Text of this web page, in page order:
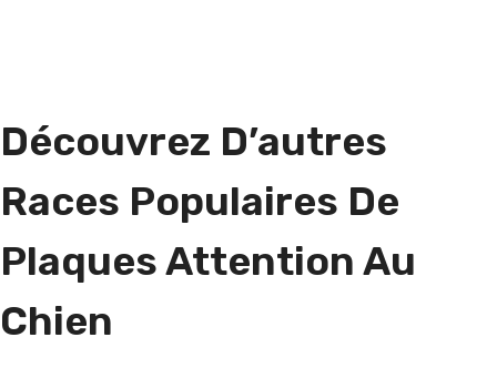
Découvrez D’autres
Races Populaires De
Plaques Attention Au
Chien